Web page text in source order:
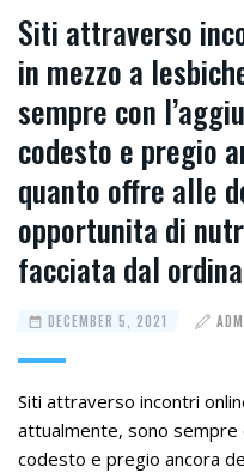
Siti attraverso
in mezzo a
sempre con
codesto e pregio
quanto offre alle
opportunita di
facciata dal
DECEMBER 5, 2021
Siti attraverso incontri
attualmente, sono sempre
codesto e pregio ancora